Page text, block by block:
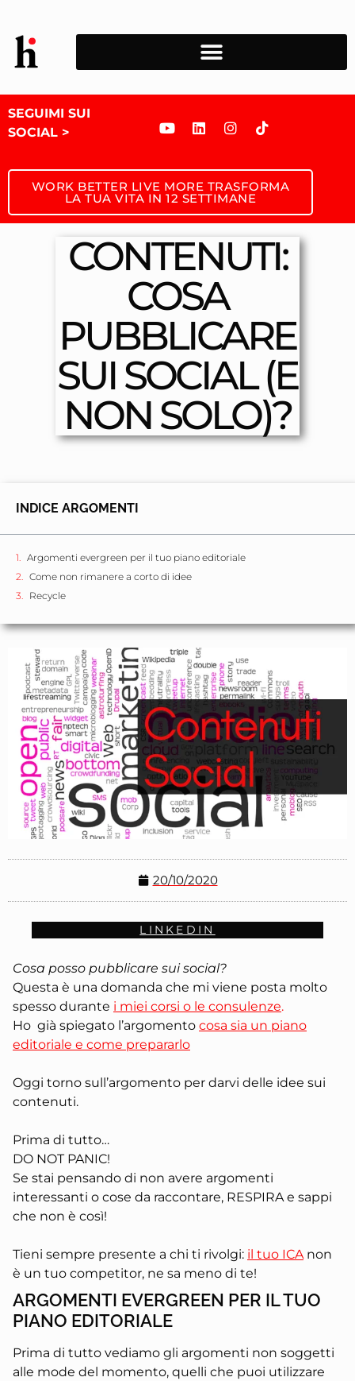
SEGUIMI SUI
SOCIAL >
WORK BETTER LIVE MORE TRASFORMA
LA TUA VITA IN 12 SETTIMANE
CONTENUTI:
COSA
PUBBLICARE
SUI SOCIAL (E
NON SOLO)?
INDICE ARGOMENTI
Argomenti evergreen per il tuo piano editoriale
Come non rimanere a corto di idee
Recycle
20/10/2020
LINKEDIN
Cosa posso pubblicare sui social?
Questa è una domanda che mi viene posta molto
spesso durante i miei corsi o le consulenze.
Ho già spiegato l’argomento cosa sia un piano
editoriale e come prepararlo
Oggi torno sull’argomento per darvi delle idee sui
contenuti.
Prima di tutto…
DO NOT PANIC!
Se stai pensando di non avere argomenti
interessanti o cose da raccontare, RESPIRA e sappi
che non è così!
Tieni sempre presente a chi ti rivolgi: il tuo ICAnon
è un tuo competitor, ne sa meno di te!
ARGOMENTI EVERGREEN PER IL TUO
PIANO EDITORIALE
Prima di tutto vediamo gli argomenti non soggetti
alle mode del momento, quelli che puoi utilizzare